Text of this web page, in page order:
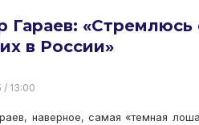
Гараев: «Стремлюсь
в России»
/ 13:00
наверное, самая «темная